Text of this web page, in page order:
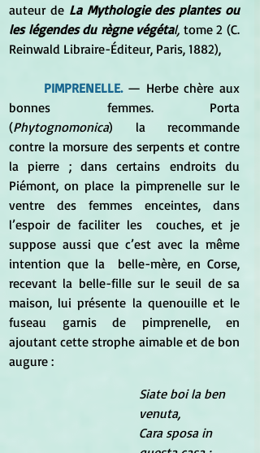
auteur de La Mythologie des plantes ou
les légendes du règne végétal, tome 2 (C.
Reinwald Libraire-Éditeur, Paris, 1882),
PIMPRENELLE. — Herbe chère aux
bonnes femmes. Porta
(Phytognomonica) la recommande
contre la morsure des serpents et contre
la pierre ; dans certains endroits du
Piémont, on place la pimprenelle sur le
ventre des femmes enceintes, dans
l’espoir de faciliter les  couches, et je
suppose aussi que c’est avec la même
intention que la  belle-mère, en Corse,
recevant la belle-fille sur le seuil de sa
maison, lui présente la quenouille et le
fuseau garnis de pimprenelle, en
ajoutant cette strophe aimable et de bon
augure :
Siate boi la ben
venuta,
Cara sposa in